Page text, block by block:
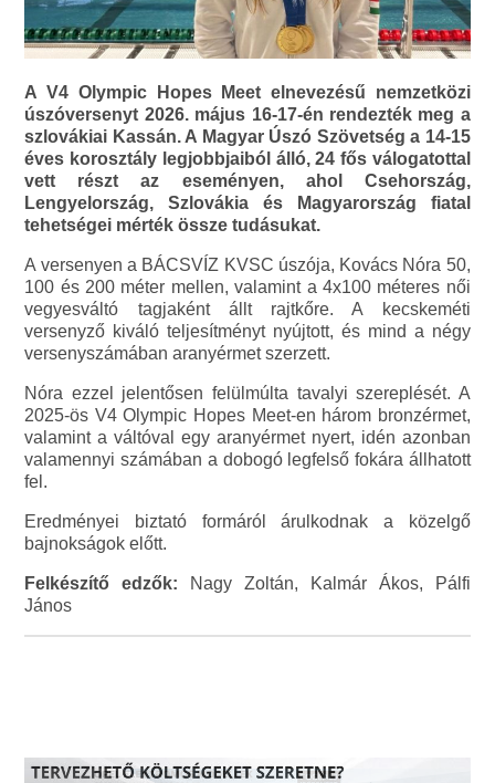
A V4 Olympic Hopes Meet elnevezésű nemzetközi
úszóversenyt 2026. május 16-17-én rendezték meg a
szlovákiai Kassán. A Magyar Úszó Szövetség a 14-15
éves korosztály legjobbjaiból álló, 24 fős válogatottal
vett részt az eseményen, ahol Csehország,
Lengyelország, Szlovákia és Magyarország fiatal
tehetségei mérték össze tudásukat.
A versenyen a BÁCSVÍZ KVSC úszója, Kovács Nóra 50,
100 és 200 méter mellen, valamint a 4x100 méteres női
vegyesváltó tagjaként állt rajtkőre. A kecskeméti
versenyző kiváló teljesítményt nyújtott, és mind a négy
versenyszámában aranyérmet szerzett.
Nóra ezzel jelentősen felülmúlta tavalyi szereplését. A
2025-ös V4 Olympic Hopes Meet-en három bronzérmet,
valamint a váltóval egy aranyérmet nyert, idén azonban
valamennyi számában a dobogó legfelső fokára állhatott
fel.
Eredményei biztató formáról árulkodnak a közelgő
bajnokságok előtt.
Felkészítő edzők: Nagy Zoltán, Kalmár Ákos, Pálfi
János